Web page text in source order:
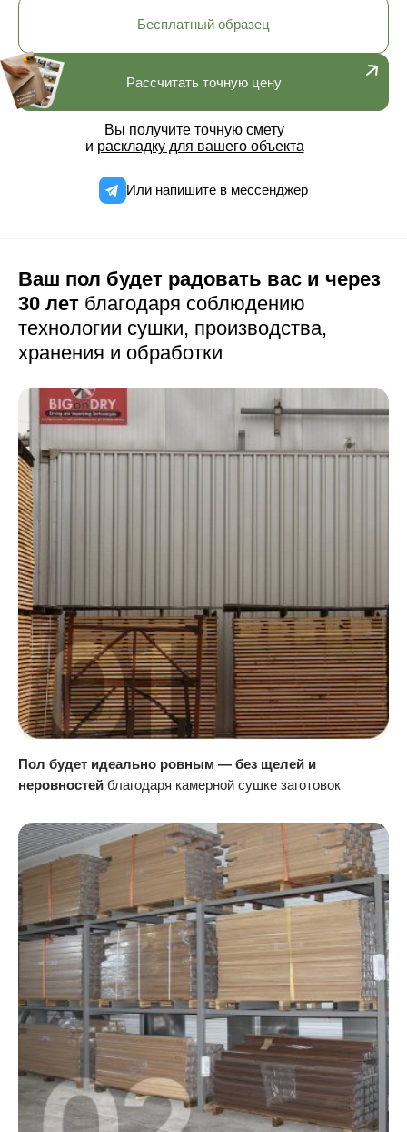
Рассчитать точную цену
Вы получите точную смету
и раскладку для вашего объекта
Или напишите в мессенджер
Бесплатный образец
Ваш пол будет радовать вас и через
30 лет благодаря соблюдению
технологии сушки, производства,
хранения и обработки
Пол будет идеально ровным — без щелей и
неровностей благодаря камерной сушке заготовок